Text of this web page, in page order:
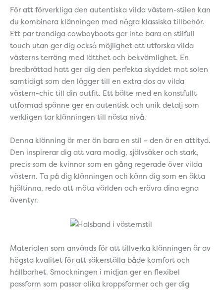
För att förverkliga den autentiska vilda västern-stilen kan
du kombinera klänningen med några klassiska tillbehör.
Ett par trendiga cowboyboots ger inte bara en stilfull
touch utan ger dig också möjlighet att utforska vilda
västerns terräng med lätthet och bekvämlighet. En
bredbrättad hatt ger dig den perfekta skyddet mot solen
samtidigt som den lägger till en extra dos av vilda
västern-chic till din outfit. Ett bälte med en konstfullt
utformad spänne ger en autentisk och unik detalj som
verkligen tar klänningen till nästa nivå.
Denna klänning är mer än bara en stil – den är en attityd.
Den inspirerar dig att vara modig, självsäker och stark,
precis som de kvinnor som en gång regerade över vilda
västern. Ta på dig klänningen och känn dig som en äkta
hjältinna, redo att möta världen och erövra dina egna
äventyr.
Materialen som används för att tillverka klänningen är av
högsta kvalitet för att säkerställa både komfort och
hållbarhet. Smockningen i midjan ger en flexibel
passform som passar olika kroppsformer och ger dig